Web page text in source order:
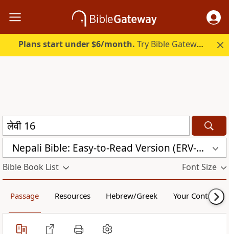
Plans start under $6/month. Try Bible Gateway Plus.
Nepali Bible: Easy-to-Read Version (ERV-NE)
Bible Book List Font Size
Passage Resources Hebrew/Greek Your Content